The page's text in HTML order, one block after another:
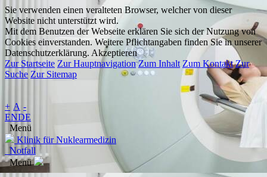
Sie verwenden einen veralteten Browser, welcher von dieser
Website nicht unterstützt wird.
Mit dem Benutzen der Webseite erklären Sie sich der Nutzung von
Cookies einverstanden. Weitere Pflichtangaben finden Sie in unserer
Datenschutzerklärung. Akzeptieren
Zur Startseite Zur Hauptnavigation Zum Inhalt Zum Kontakt Zur
Suche Zur Sitemap
+ A -
ENDE
Menü
Klinik für Nuklearmedizin
Notfall
Menü